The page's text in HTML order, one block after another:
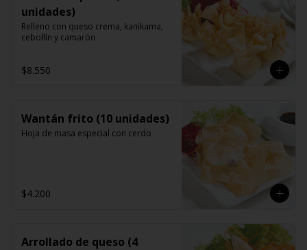
unidades)
Relleno con queso crema, kanikama,
cebollín y camarón
$8.550
Wantán frito (10 unidades)
Hoja de masa especial con cerdo
$4.200
Arrollado de queso (4